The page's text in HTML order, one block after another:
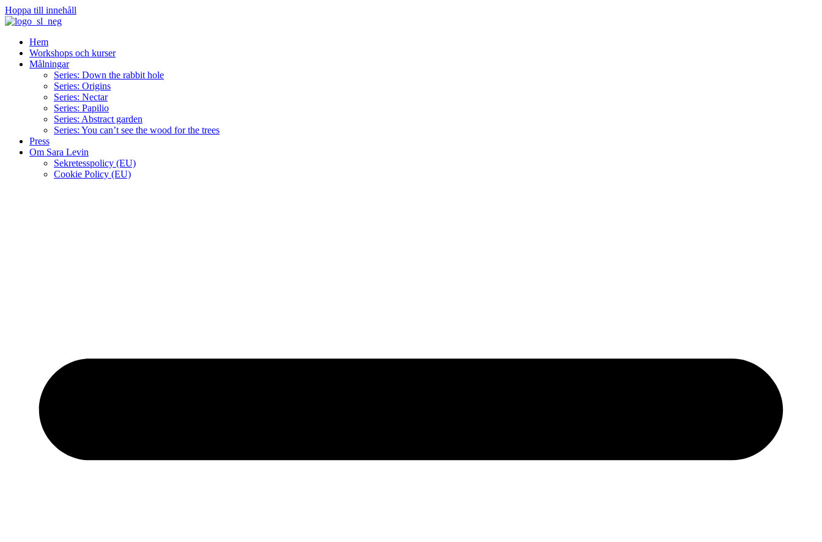
Hoppa till innehåll
Hem
Workshops och kurser
Målningar
Series: Down the rabbit hole
Series: Origins
Series: Nectar
Series: Papilio
Series: Abstract garden
Series: You can’t see the wood for the trees
Press
Om Sara Levin
Sekretesspolicy (EU)
Cookie Policy (EU)